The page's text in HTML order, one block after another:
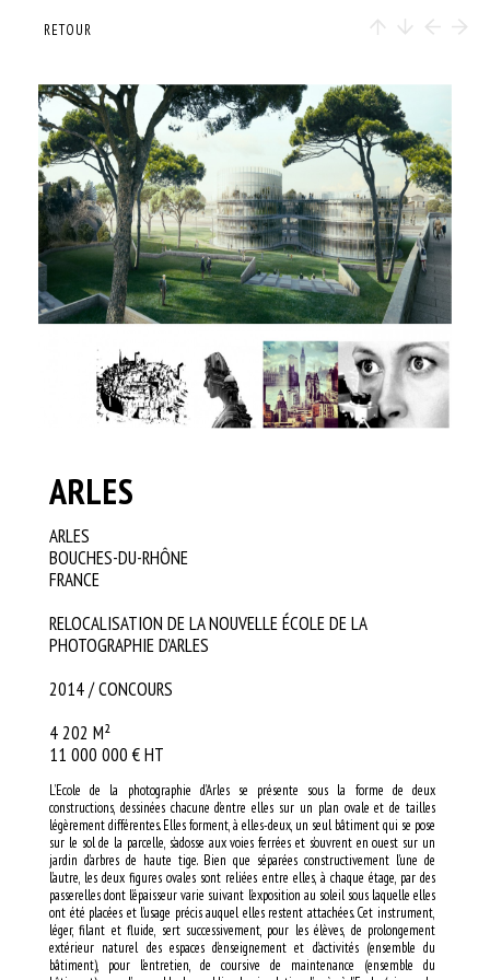
RETOUR
ARLES
ARLES
BOUCHES-DU-RHÔNE
FRANCE
RELOCALISATION DE LA NOUVELLE ÉCOLE DE LA
PHOTOGRAPHIE D’ARLES
2014 / CONCOURS
4 202 M²
11 000 000 € HT
L’Ecole de la photographie d’Arles se présente sous la forme de deux
constructions, dessinées chacune d’entre elles sur un plan ovale et de tailles
légèrement différentes. Elles forment, à elles-deux, un seul bâtiment qui se pose
sur le sol de la parcelle, s’adosse aux voies ferrées et s’ouvrent en ouest sur un
jardin d’arbres de haute tige. Bien que séparées constructivement l’une de
l’autre, les deux figures ovales sont reliées entre elles, à chaque étage, par des
passerelles dont l’épaisseur varie suivant l’exposition au soleil sous laquelle elles
ont été placées et l’usage précis auquel elles restent attachées. Cet instrument,
léger, filant et fluide, sert successivement, pour les élèves, de prolongement
extérieur naturel des espaces d’enseignement et d’activités (ensemble du
bâtiment), pour l’entretien, de coursive de maintenance (ensemble du